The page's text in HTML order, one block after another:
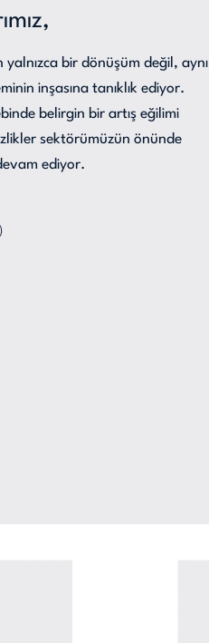
bir dönüşüm değil, aynı
inşasına tanıklık ediyor.
belirgin bir artış eğilimi
sektörümüzün önünde
ediyor.